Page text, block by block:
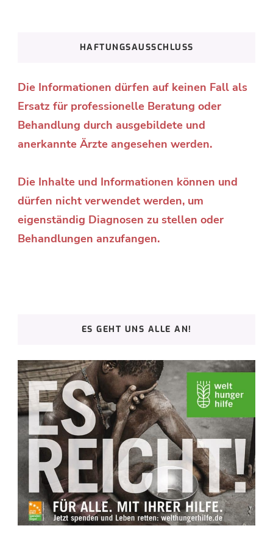
HAFTUNGSAUSSCHLUSS
Die Informationen dürfen auf keinen Fall als
Ersatz für professionelle Beratung oder
Behandlung durch ausgebildete und
anerkannte Ärzte angesehen werden.
Die Inhalte und Informationen können und
dürfen nicht verwendet werden, um
eigenständig Diagnosen zu stellen oder
Behandlungen anzufangen.
ES GEHT UNS ALLE AN!